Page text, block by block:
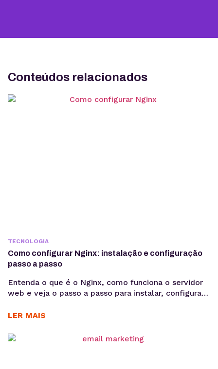
Conteúdos relacionados
TECNOLOGIA
Como configurar Nginx: instalação e configuração
passo a passo
Entenda o que é o Nginx, como funciona o servidor
web e veja o passo a passo para instalar, configurar
Aprender como configurar Nginx é um passo
sites em produção com mais desempenho e
LER MAIS